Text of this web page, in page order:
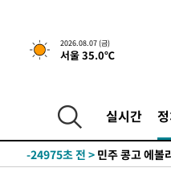
2026.08.07 (금)
서울 35.0℃
실시간
-7311초 전 >[속보] 뉴욕증시,
25.3%↑
-28509초 전 >
[속보]'채상병
-28375초 전 >
-24975초 전 > 민주 콩고 에볼